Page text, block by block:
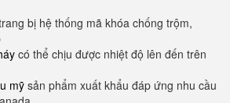
bị hệ thống mã khóa chống trộm,
có thể chịu được nhiệt độ lên đến trên
mỹsản phẩm xuất khẩu đáp ứng nhu cầu